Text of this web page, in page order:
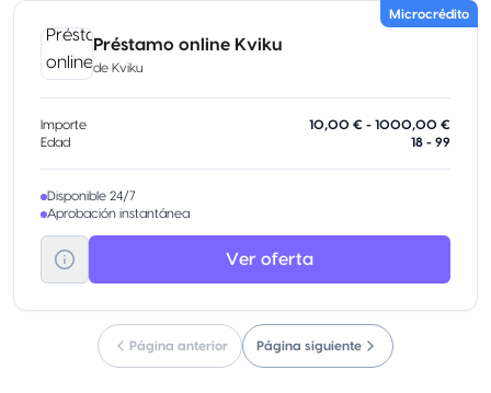
Microcrédito
Préstamo online Kviku
de Kviku
Importe
10,00 € - 1000,00 €
Edad
18 - 99
Disponible 24/7
Aprobación instantánea
Ver oferta
Página anterior Página siguiente